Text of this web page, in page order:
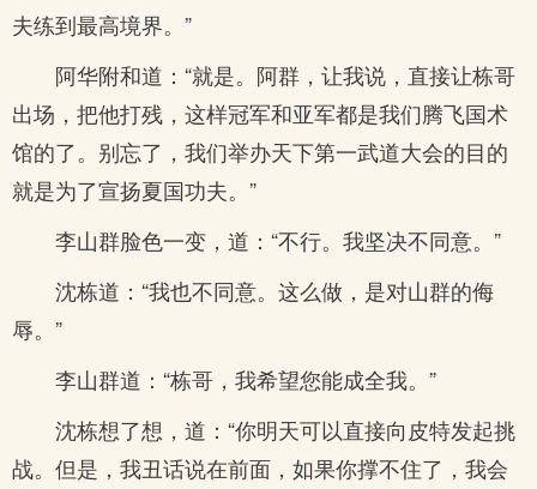
夫练到最高境界。”
阿华附和道：“就是。阿群，让我说，直接让栋哥
出场，把他打残，这样冠军和亚军都是我们腾飞国术
馆的了。别忘了，我们举办天下第一武道大会的目的
就是为了宣扬夏国功夫。”
李山群脸色一变，道：“不行。我坚决不同意。”
沈栋道：“我也不同意。这么做，是对山群的侮
辱。”
李山群道：“栋哥，我希望您能成全我。”
沈栋想了想，道：“你明天可以直接向皮特发起挑
战。但是，我丑话说在前面，如果你撑不住了，我会